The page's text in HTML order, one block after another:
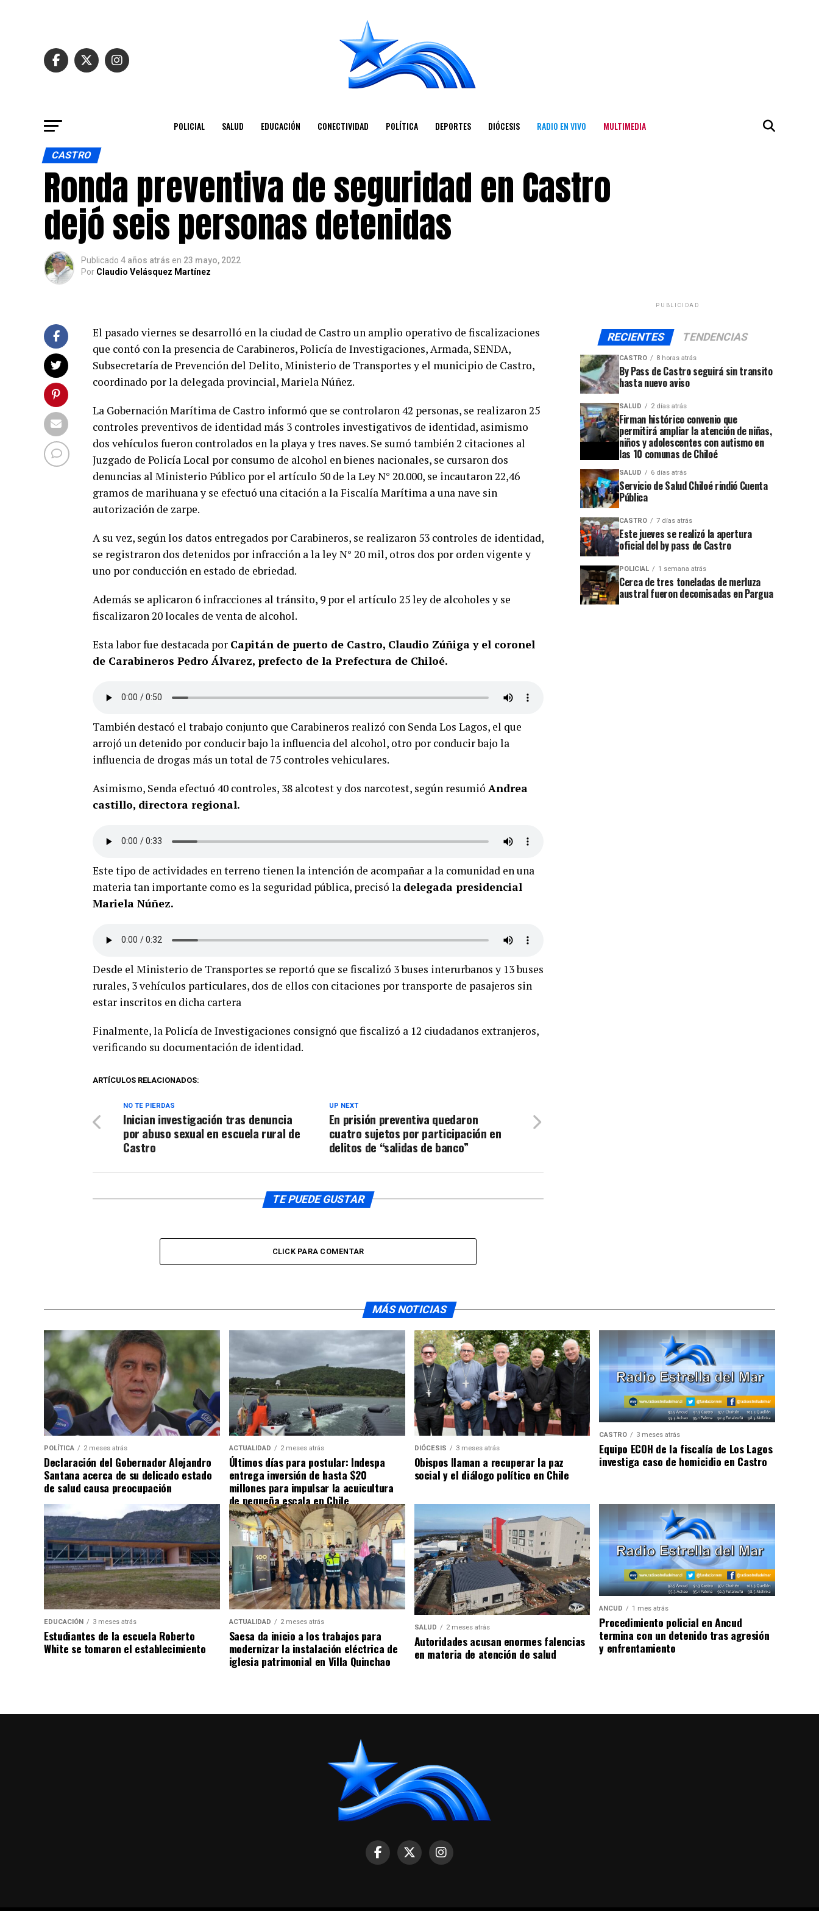
POLICIAL SALUD EDUCACIÓN CONECTIVIDAD POLÍTICA DEPORTES DIÓCESIS RADIO EN VIVO MULTIMEDIA
CASTRO
Ronda preventiva de seguridad en Castro
dejó seis personas detenidas
Publicado 4 años atrás en 23 mayo, 2022
Por Claudio Velásquez Martínez
El pasado viernes se desarrolló en la ciudad de Castro un amplio operativo de fiscalizaciones
que contó con la presencia de Carabineros, Policía de Investigaciones, Armada, SENDA,
Subsecretaría de Prevención del Delito, Ministerio de Transportes y el municipio de Castro,
coordinado por la delegada provincial, Mariela Núñez.
La Gobernación Marítima de Castro informó que se controlaron 42 personas, se realizaron 25
controles preventivos de identidad más 3 controles investigativos de identidad, asimismo
dos vehículos fueron controlados en la playa y tres naves. Se sumó también 2 citaciones al
Juzgado de Policía Local por consumo de alcohol en bienes nacionales, se cursaron dos
denuncias al Ministerio Público por el artículo 50 de la Ley N° 20.000, se incautaron 22,46
gramos de marihuana y se efectuó una citación a la Fiscalía Marítima a una nave sin
autorización de zarpe.
A su vez, según los datos entregados por Carabineros, se realizaron 53 controles de identidad,
se registraron dos detenidos por infracción a la ley N° 20 mil, otros dos por orden vigente y
uno por conducción en estado de ebriedad.
Además se aplicaron 6 infracciones al tránsito, 9 por el artículo 25 ley de alcoholes y se
fiscalizaron 20 locales de venta de alcohol.
Esta labor fue destacada por Capitán de puerto de Castro, Claudio Zúñiga y el coronel
de Carabineros Pedro Álvarez, prefecto de la Prefectura de Chiloé.
También destacó el trabajo conjunto que Carabineros realizó con Senda Los Lagos, el que
arrojó un detenido por conducir bajo la influencia del alcohol, otro por conducir bajo la
influencia de drogas más un total de 75 controles vehiculares.
Asimismo, Senda efectuó 40 controles, 38 alcotest y dos narcotest, según resumió Andrea
castillo, directora regional.
Este tipo de actividades en terreno tienen la intención de acompañar a la comunidad en una
materia tan importante como es la seguridad pública, precisó la delegada presidencial
Mariela Núñez.
Desde el Ministerio de Transportes se reportó que se fiscalizó 3 buses interurbanos y 13 buses
rurales, 3 vehículos particulares, dos de ellos con citaciones por transporte de pasajeros sin
estar inscritos en dicha cartera
Finalmente, la Policía de Investigaciones consignó que fiscalizó a 12 ciudadanos extranjeros,
verificando su documentación de identidad.
ARTÍCULOS RELACIONADOS:
UP NEXT
En prisión preventiva quedaron
cuatro sujetos por participación en
delitos de “salidas de banco”
NO TE PIERDAS
Inician investigación tras denuncia
por abuso sexual en escuela rural de
Castro
TE PUEDE GUSTAR
CLICK PARA COMENTAR
PUBLICIDAD
RECIENTES TENDENCIAS
CASTRO 8 horas atrás
By Pass de Castro seguirá sin transito
hasta nuevo aviso
SALUD 2 días atrás
Firman histórico convenio que
permitirá ampliar la atención de niñas,
niños y adolescentes con autismo en
las 10 comunas de Chiloé
SALUD 6 días atrás
Servicio de Salud Chiloé rindió Cuenta
Pública
CASTRO 7 días atrás
Este jueves se realizó la apertura
oficial del by pass de Castro
POLICIAL 1 semana atrás
Cerca de tres toneladas de merluza
austral fueron decomisadas en Pargua
MÁS NOTICIAS
POLÍTICA 2 meses atrás
Declaración del Gobernador Alejandro
Santana acerca de su delicado estado
de salud causa preocupación
ACTUALIDAD 2 meses atrás
Últimos días para postular: Indespa
entrega inversión de hasta $20
millones para impulsar la acuicultura
de pequeña escala en Chile
DIÓCESIS 3 meses atrás
Obispos llaman a recuperar la paz
social y el diálogo político en Chile
CASTRO 3 meses atrás
Equipo ECOH de la fiscalía de Los Lagos
investiga caso de homicidio en Castro
EDUCACIÓN 3 meses atrás
Estudiantes de la escuela Roberto
White se tomaron el establecimiento
ACTUALIDAD 2 meses atrás
Saesa da inicio a los trabajos para
modernizar la instalación eléctrica de
iglesia patrimonial en Villa Quinchao
SALUD 2 meses atrás
Autoridades acusan enormes falencias
en materia de atención de salud
ANCUD 1 mes atrás
Procedimiento policial en Ancud
termina con un detenido tras agresión
y enfrentamiento